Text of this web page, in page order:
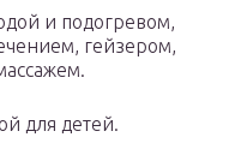
и подогревом,
гейзером,
для детей.